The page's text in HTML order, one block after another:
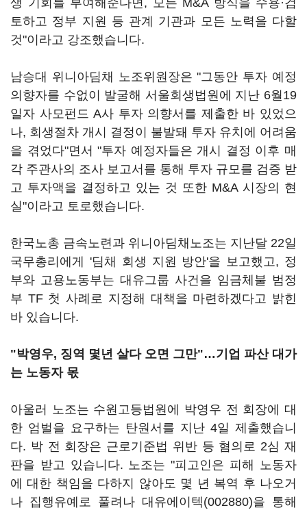
생 기회를 부여해준다면, 모든 M&A 방식을 수용·검
토하고 정부 지원 등 관계 기관과 모든 노력을 다할
것"이라고 강조했습니다.
남승대 위니아딤채 노조위원장은 "그동안 투자 예정
의향자를 수없이 발굴해 서울회생법원에 지난 6월19
일자 사모펀드 A사 투자 의향서를 제출한 바 있었으
나, 회생절차 개시 결정이 불발돼 투자 유치에 어려움
을 겪었다"면서 "투자 예정자들은 개시 결정 이후 매
각 주관사의 조사 보고서를 통해 투자 규모를 검증 받
고 투자액을 결정하고 있는 것 또한 M&A 시장의 현
실"이라고 토로했습니다.
한국노총 금속노련과 위니아딤채노조는 지난달 22일
국무총리에게 '딤채 회생 지원 방안'을 보고했고, 정
부와 고용노동부는 대유그룹 사건을 임금체불 범정
부 TF 첫 사례로 지정해 대책을 마련하겠다고 밝힌
바 있습니다.
"박영우, 징역 몇년 살다 오면 그만"…기업 파산 대가
는 노동자 몫
아울러 노조는 수원고등법원에 박영우 전 회장에 대
한 엄벌을 요구하는 탄원서를 지난 4일 제출했습니
다. 박 전 회장은 근로기준법 위반 등 혐의로 2심 재
판을 받고 있습니다. 노조는 "피고인은 피해 노동자
에 대한 책임을 다하지 않아도 몇 년 복역 후 나오거
나 집행유예로 풀려나 대유에이텍(002880)을 통해